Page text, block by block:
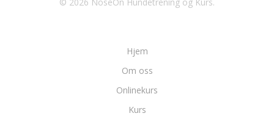
Hjem
Om oss
Onlinekurs
Kurs